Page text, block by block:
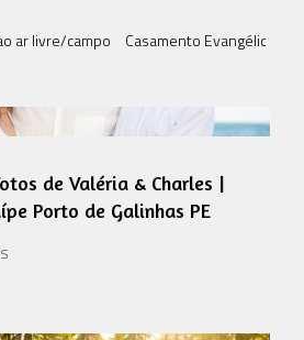
ar livre/campo Casamento Evangélico
de Valéria & Charles |
Porto de Galinhas PE